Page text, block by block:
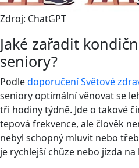
Zdroj: ChatGPT
Jaké zařadit
seniory?
Podledoporučení Světové
seniory optimální věnovat se
tři hodiny týdně. Jde o takové
tepová frekvence, ale člověk
nebyl schopný mluvit nebo
je rychlejší chůze nebo jízda na